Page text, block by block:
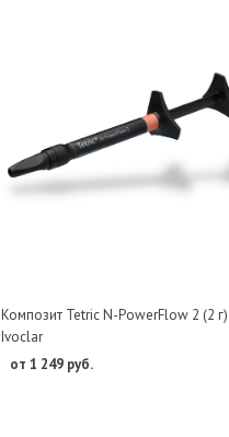
Композит Tetric N-PowerFlow 2 (2 г)
Ivoclar
от 1 249 руб.